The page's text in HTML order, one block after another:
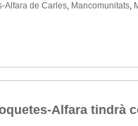
Alfara de Carles, Mancomunitats,
Alfara tindrà